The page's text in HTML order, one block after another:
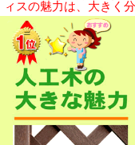
ィスの魅力は、大きく